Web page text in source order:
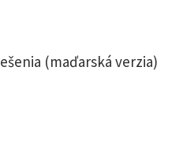
(maďarská verzia)